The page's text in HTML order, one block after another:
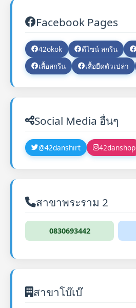
Facebook Pages
42okok ดีไซน์ สกรีน
เสื้อสกรีน
เสื้อยืดตัวเปล่า
Social Media อื่นๆ
@42danshirt 42danshop
สาขาพระราม 2
0830693442
สาขาโบ๊เบ๊